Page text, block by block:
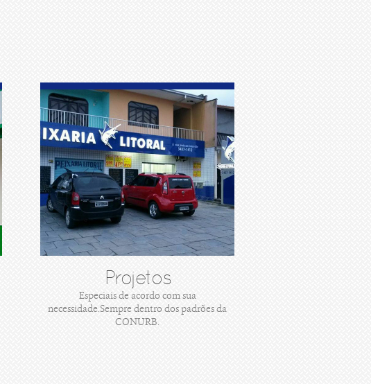
Projetos
Especiais de acordo com sua
necessidade.Sempre dentro dos padrões da
CONURB.